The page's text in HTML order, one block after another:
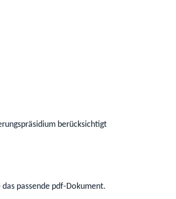
berücksichtigt
das passende pdf-Dokument.